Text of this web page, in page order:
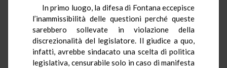
In primo luogo, la difesa di Fontana eccepisce
l’inammissibilità delle questioni perché queste
sarebbero sollevate in violazione della
discrezionalità del legislatore. Il giudice a quo,
infatti, avrebbe sindacato una scelta di politica
legislativa, censurabile solo in caso di manifesta